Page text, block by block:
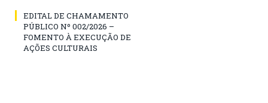
EDITAL DE CHAMAMENTO
PÚBLICO Nº 002/2026 –
FOMENTO À EXECUÇÃO DE
AÇÕES CULTURAIS